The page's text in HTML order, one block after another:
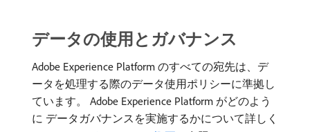
データの使用とガバナンス
Adobe Experience Platform のすべての宛先は、デ
ータを処理する際のデータ使用ポリシーに準拠し
ています。 Adobe Experience Platform がどのよう
に データガバナンスを実施するかについて詳しく